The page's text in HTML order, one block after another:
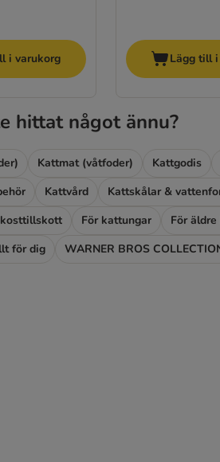
i varukorg Lägg till
hittat något ännu?
Kattmat (våtfoder) Kattgodis
Kattvård Kattskålar &
För kattungar För
för dig
WARNER BROS